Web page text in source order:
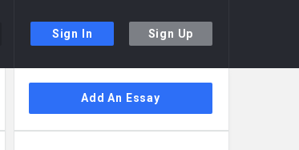
Sign In Sign Up
Sidebar
Add An Essay